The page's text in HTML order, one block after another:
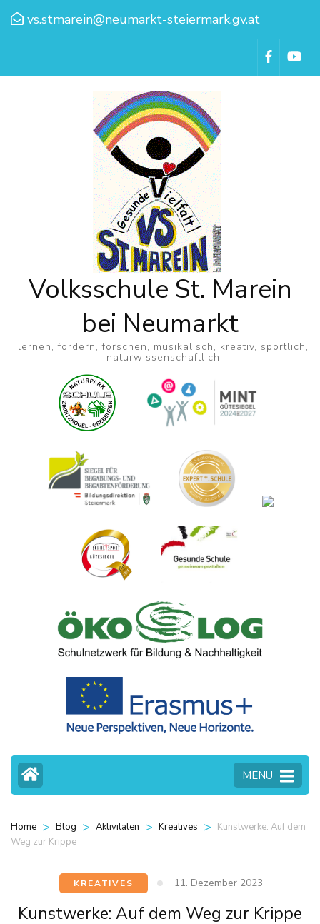
vs.stmarein@neumarkt-steiermark.gv.at
Volksschule St. Marein
bei Neumarkt
lernen, fördern, forschen, musikalisch, kreativ, sportlich,
naturwissenschaftlich
MENU
Home > Blog > Aktivitäten > Kreatives > Kunstwerke: Auf dem
Weg zur Krippe
KREATIVES 11. Dezember 2023
Kunstwerke: Auf dem Weg zur Krippe